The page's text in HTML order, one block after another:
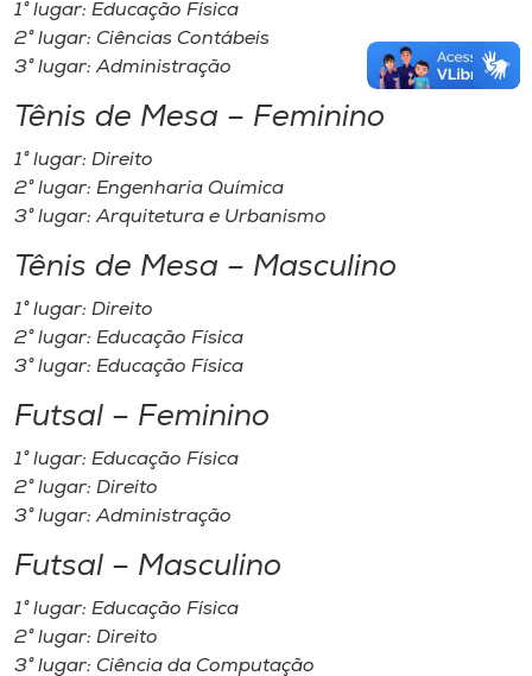
1° lugar: Educação Física
2° lugar: Ciências Contábeis
3° lugar: Administração
Tênis de Mesa – Feminino
1° lugar: Direito
2° lugar: Engenharia Química
3° lugar: Arquitetura e Urbanismo
Tênis de Mesa – Masculino
1° lugar: Direito
2° lugar: Educação Física
3° lugar: Educação Física
Futsal – Feminino
1° lugar: Educação Física
2° lugar: Direito
3° lugar: Administração
Futsal – Masculino
1° lugar: Educação Física
2° lugar: Direito
3° lugar: Ciência da Computação